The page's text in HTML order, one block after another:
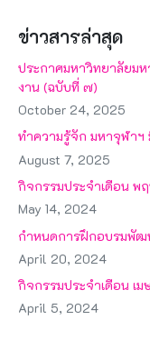
ข่าวสารล่าสุด
ประกาศมหาวิทยาลัยม
งาน (ฉบับที่ ๗)
October 24, 2025
ทำความรู้จัก มหาจุฬาฯ
August 7, 2025
กิจกรรมประจำเดือน พ
May 14, 2024
กำหนดการฝึกอบรมพัฒ
April 20, 2024
กิจกรรมประจำเดือน เ
April 5, 2024